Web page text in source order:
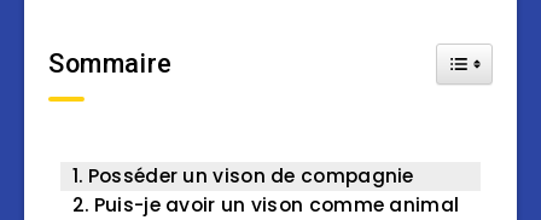
Sommaire Toggle
Posséder un vison de compagnie
Puis-je avoir un vison comme animal